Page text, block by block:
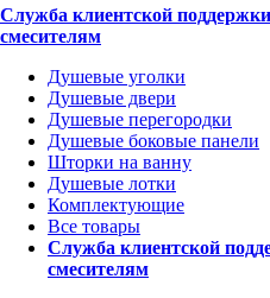
Служба клиентской
смесителям
Душевые уголки
Душевые двери
Душевые перегородки
Душевые боковые панели
Шторки на ванну
Душевые лотки
Комплектующие
Все товары
Служба клиентской
смесителям